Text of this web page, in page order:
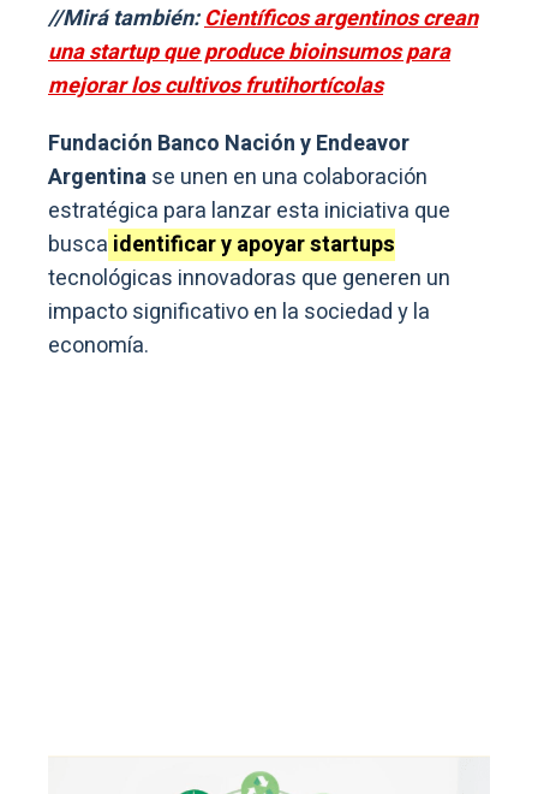
//Mirá también:Científicos argentinos crean
una startup que produce bioinsumos para
mejorar los cultivos frutihortícolas
Fundación Banco Nación y Endeavor
Argentinase unen en una colaboración
estratégica para lanzar esta iniciativa que
busca identificar y apoyar startups
tecnológicas innovadoras que generen un
impacto significativo en la sociedad y la
economía.